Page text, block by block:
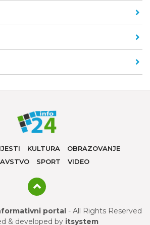
KULTURA
OBRAZOVANJE
SPORT VIDEO
portal- All Rights Reserved
& developed by itsystem